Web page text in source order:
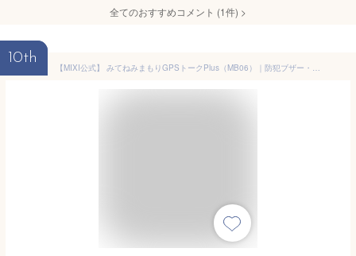
全てのおすすめコメント (1件) >
10th
【MIXI公式】 みてねみまもりGPSトークPlus（MB06）｜防犯ブザー・トーク機能一体型 液晶ディスプレイ搭載 安心の業界最大級バッテリー2000ｍAh 防塵 防水 子供向けGPS 日本PTA推薦商品 迷子防止の小型GPS ストラップ・充電ケーブル付き ［ピンク（MB06）］